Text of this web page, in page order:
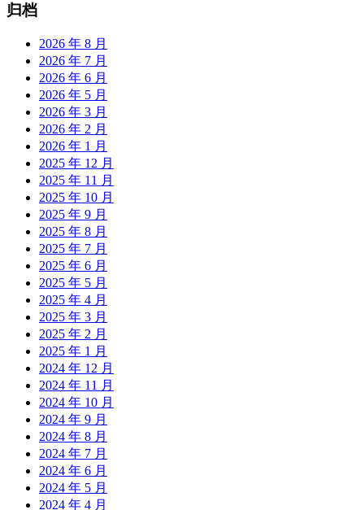
归档
2026 年 8 月
2026 年 7 月
2026 年 6 月
2026 年 5 月
2026 年 3 月
2026 年 2 月
2026 年 1 月
2025 年 12 月
2025 年 11 月
2025 年 10 月
2025 年 9 月
2025 年 8 月
2025 年 7 月
2025 年 6 月
2025 年 5 月
2025 年 4 月
2025 年 3 月
2025 年 2 月
2025 年 1 月
2024 年 12 月
2024 年 11 月
2024 年 10 月
2024 年 9 月
2024 年 8 月
2024 年 7 月
2024 年 6 月
2024 年 5 月
2024 年 4 月